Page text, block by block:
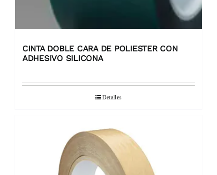
CINTA DOBLE CARA DE POLIESTER CON
ADHESIVO SILICONA
Detalles